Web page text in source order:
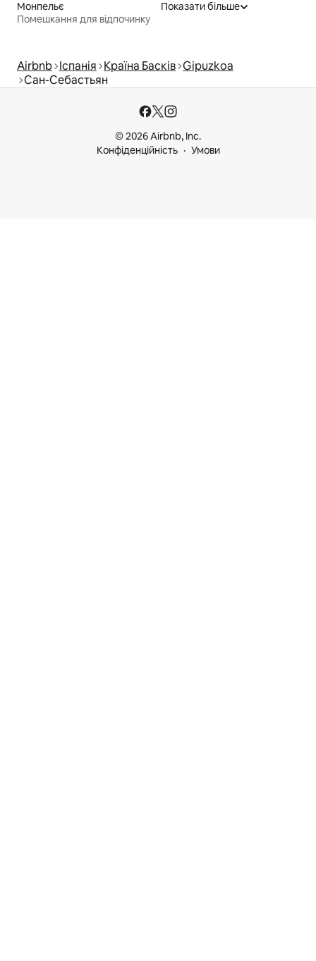
Монпельє
Помешкання для відпочинку
Показати більше
Airbnb Іспанія Країна Басків Gipuzkoa
Сан-Себастьян
© 2026 Airbnb, Inc.
Конфіденційність
Умови